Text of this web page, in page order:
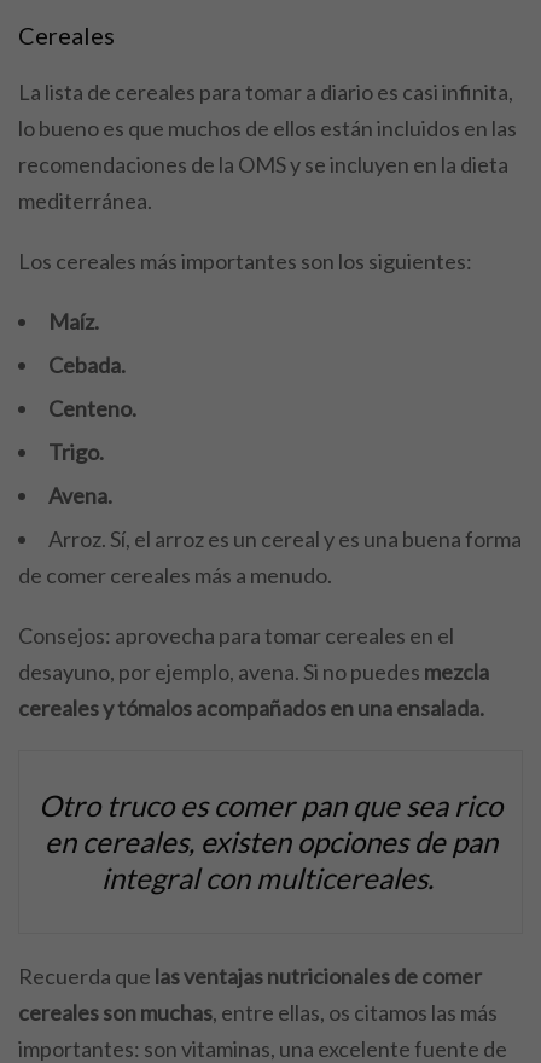
Cereales
La lista de cereales para tomar a diario es casi infinita,
lo bueno es que muchos de ellos están incluidos en las
recomendaciones de la OMS y se incluyen en la dieta
mediterránea.
Los cereales más importantes son los siguientes:
Maíz.
Cebada.
Centeno.
Trigo.
Avena.
Arroz. Sí, el arroz es un cereal y es una buena forma
de comer cereales más a menudo.
Consejos: aprovecha para tomar cereales en el
desayuno, por ejemplo, avena. Si no puedes mezcla
cereales y tómalos acompañados en una ensalada.
Otro truco es comer pan que sea rico
en cereales, existen opciones de pan
integral con multicereales.
Recuerda que las ventajas nutricionales de comer
cereales son muchas, entre ellas, os citamos las más
importantes: son vitaminas, una excelente fuente de